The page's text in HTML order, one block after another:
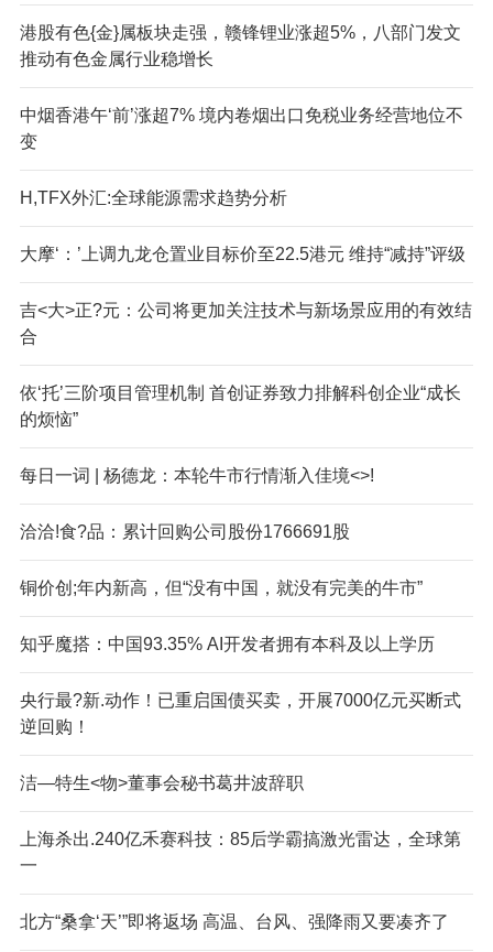
港股有色{金}属板块走强，赣锋锂业涨超5%，八部门发文
推动有色金属行业稳增长
中烟香港午‘前’涨超7% 境内卷烟出口免税业务经营地位不
变
H,TFX外汇:全球能源需求趋势分析
大摩‘：’上调九龙仓置业目标价至22.5港元 维持“减持”评级
吉<大>正?元：公司将更加关注技术与新场景应用的有效结
合
依‘托’三阶项目管理机制 首创证券致力排解科创企业“成长
的烦恼”
每日一词 | 杨德龙：本轮牛市行情渐入佳境<>!
洽洽!食?品：累计回购公司股份1766691股
铜价创;年内新高，但“没有中国，就没有完美的牛市”
知乎魔搭：中国93.35% AI开发者拥有本科及以上学历
央行最?新.动作！已重启国债买卖，开展7000亿元买断式
逆回购！
洁—特生<物>董事会秘书葛井波辞职
上海杀出.240亿禾赛科技：85后学霸搞激光雷达，全球第
一
北方“桑拿‘天’”即将返场 高温、台风、强降雨又要凑齐了